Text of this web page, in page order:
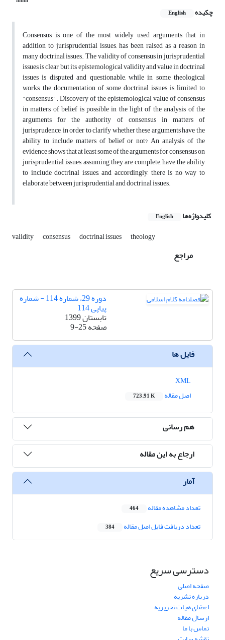
چکیده
English
Consensus is one of the most widely used arguments that in
addition to jurisprudential issues, has been raised as a reason in
many doctrinal issues. The validity of consensus in jurisprudential
issues is clear, but its epistemological validity and value in doctrinal
issues is disputed and questionable, while in some theological
works, the documentation of some doctrinal issues is limited to
"consensus". Discovery of the epistemological value of consensus
in matters of belief is possible in the light of the analysis of the
arguments for the authority of consensus in matters of
jurisprudence, in order to clarify whether these arguments have the
ability to include matters of belief or not? An analysis of the
evidence shows that at least some of the arguments for consensus on
jurisprudential issues, assuming they are complete, have the ability
to include doctrinal issues, and accordingly, there is no way to
elaborate between jurisprudential and doctrinal issues.
کلیدواژه‌ها English
validity consensus doctrinal issues theology
مراجع
دوره 29، شماره 114 - شماره
پیاپی 114
تابستان 1399
صفحه9-25
فایل ها
اصل مقاله
723.91 K
هم رسانی
ارجاع به این مقاله
آمار
تعداد مشاهده مقاله 464
تعداد دریافت فایل اصل مقاله 384
دسترسی سریع
صفحه اصلی
درباره نشریه
اعضای هیات تحریریه
ارسال مقاله
تماس با ما